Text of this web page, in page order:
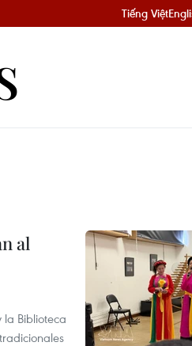
Tiếng Việt
al
Biblioteca